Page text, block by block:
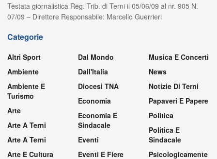
Testata giornalistica Reg. Trib. di Terni il 05/06/09 al nr. 905 N.
07/09 – Direttore Responsabile: Marcello Guerrieri
Categorie
Altri Sport
Ambiente
Ambiente E
Turismo
Arte
Arte A Terni
Arte A Terni
Arte E Cultura
Dal Mondo
Dall'Italia
Diocesi TNA
Economia
Economia E
Sindacale
Eventi
Eventi E Fiere
Musica E Concerti
News
Notizie Di Terni
Papaveri E Papere
Politica
Politica E
Sindacale
Psicologicamente